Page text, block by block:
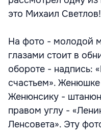
это Михаил Светлов!
На фото - молодой
глазами стоит в
обороте - надпись:
счастьем».
Женюнсику -
правом углу -
Ленсовета». Эту